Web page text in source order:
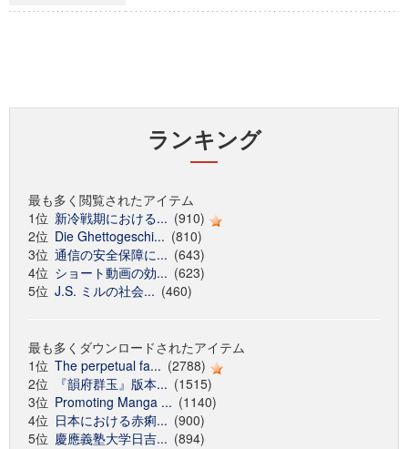
ランキング
最も多く閲覧されたアイテム
1位 新冷戦期における... (910)
2位 Die Ghettogeschi... (810)
3位 通信の安全保障に... (643)
4位 ショート動画の効... (623)
5位 J.S. ミルの社会... (460)
最も多くダウンロードされたアイテム
1位 The perpetual fa... (2788)
2位
『韻府群玉』版本... (1515)
3位 Promoting Manga ... (1140)
4位 日本における赤痢... (900)
5位 慶應義塾大学日吉... (894)